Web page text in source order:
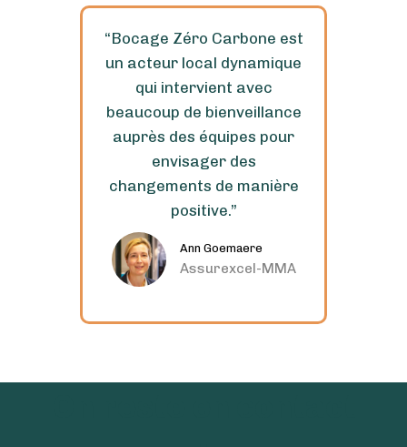
“Bocage Zéro Carbone est
un acteur local dynamique
qui intervient avec
beaucoup de bienveillance
auprès des équipes pour
envisager des
changements de manière
positive.”
Ann Goemaere
Assurexcel-MMA